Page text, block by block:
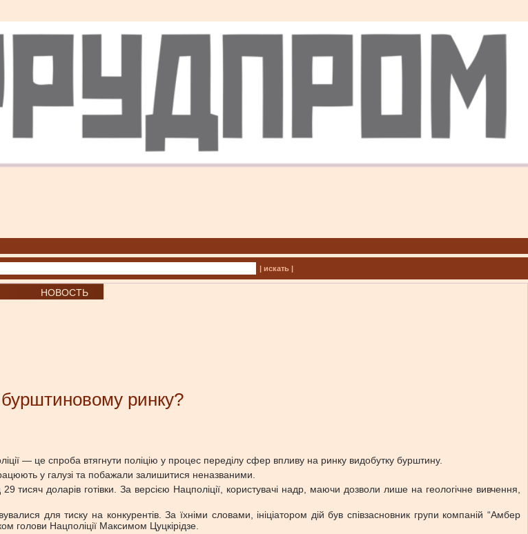
| искать |
НОВОСТЬ
ринку?
— це спроба втягнути поліцію у процес переділу сфер впливу на ринку видобутку бурштину.
у галузі та побажали залишитися неназваними.
доларів готівки. За версією Нацполіції, користувачі надр, маючи дозволи лише на геологічне вивчення,
для тиску на конкурентів. За їхніми словами, ініціатором дій був співзасновник групи компаній “Амбер
голови Нацполіції Максимом Цуцкірідзе.